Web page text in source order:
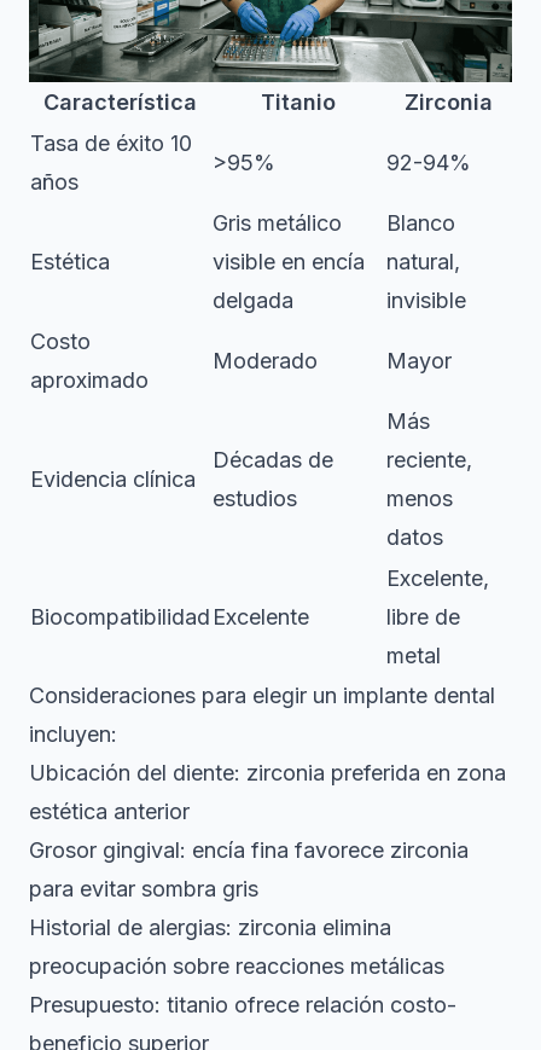
Característica Titanio
Zirconia
Tasa de éxito 10
años
>95% 92-94%
Estética
Gris metálico
visible en encía
delgada
Blanco
natural,
invisible
Costo
aproximado
Moderado Mayor
Evidencia clínica
Décadas de
estudios
Más
reciente,
menos
datos
Biocompatibilidad Excelente
Excelente,
libre de
metal
Consideraciones para elegir un implante dental
incluyen:
Ubicación del diente: zirconia preferida en zona
estética anterior
Grosor gingival: encía fina favorece zirconia
para evitar sombra gris
Historial de alergias: zirconia elimina
preocupación sobre reacciones metálicas
Presupuesto: titanio ofrece relación costo-
beneficio superior